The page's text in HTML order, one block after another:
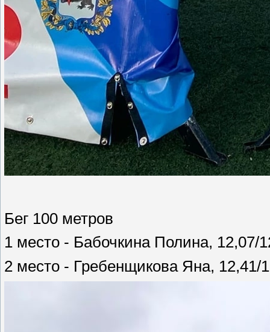
Бег 100 метров
1 место - Бабочкина Полина, 12,07/
2 место - Гребенщикова Яна, 12,41/